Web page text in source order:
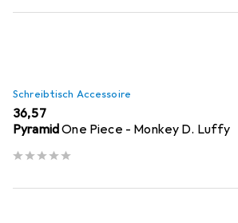
Schreibtisch Accessoire
EUR
36,57
PyramidOne Piece - Monkey D. Luffy